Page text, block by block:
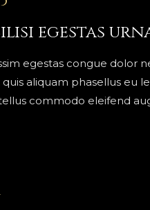
egestas
egestas congue dolor
quis aliquam phasellus eu
commodo eleifend